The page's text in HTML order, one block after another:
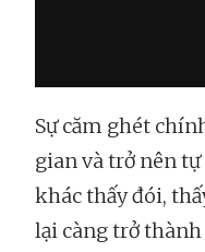
Sự căm ghét
gian và trở nên
khác thấy đói,
lại càng trở